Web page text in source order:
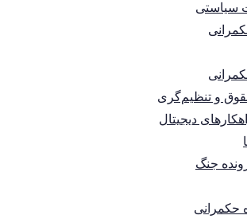
سیاستی
و تنظیم‌گری
دیجیتال
جنگ
حکمرانی